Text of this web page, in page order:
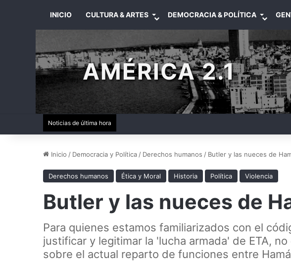
INICIO CULTURA & ARTES DEMOCRACIA & POLÍTICA
AMÉRICA 2.1
Noticias de última hora
Inicio / Democracia y Política / Derechos humanos / Butler y las nueces de
Derechos humanos Ética y Moral Historia Política Violencia
Butler y las nueces de
Para quienes estamos familiarizados con el
justificar y legitimar la 'lucha armada' de ETA,
sobre el actual reparto de funciones entre